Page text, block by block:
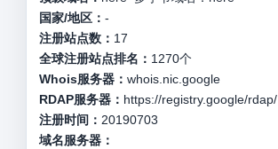
国家/地区： -
注册站点数： 17
全球注册站点排名： 1270个
Whois服务器： whois.nic.google
RDAP服务器： https://registry.google/rdap/
注册时间： 20190703
域名服务器：